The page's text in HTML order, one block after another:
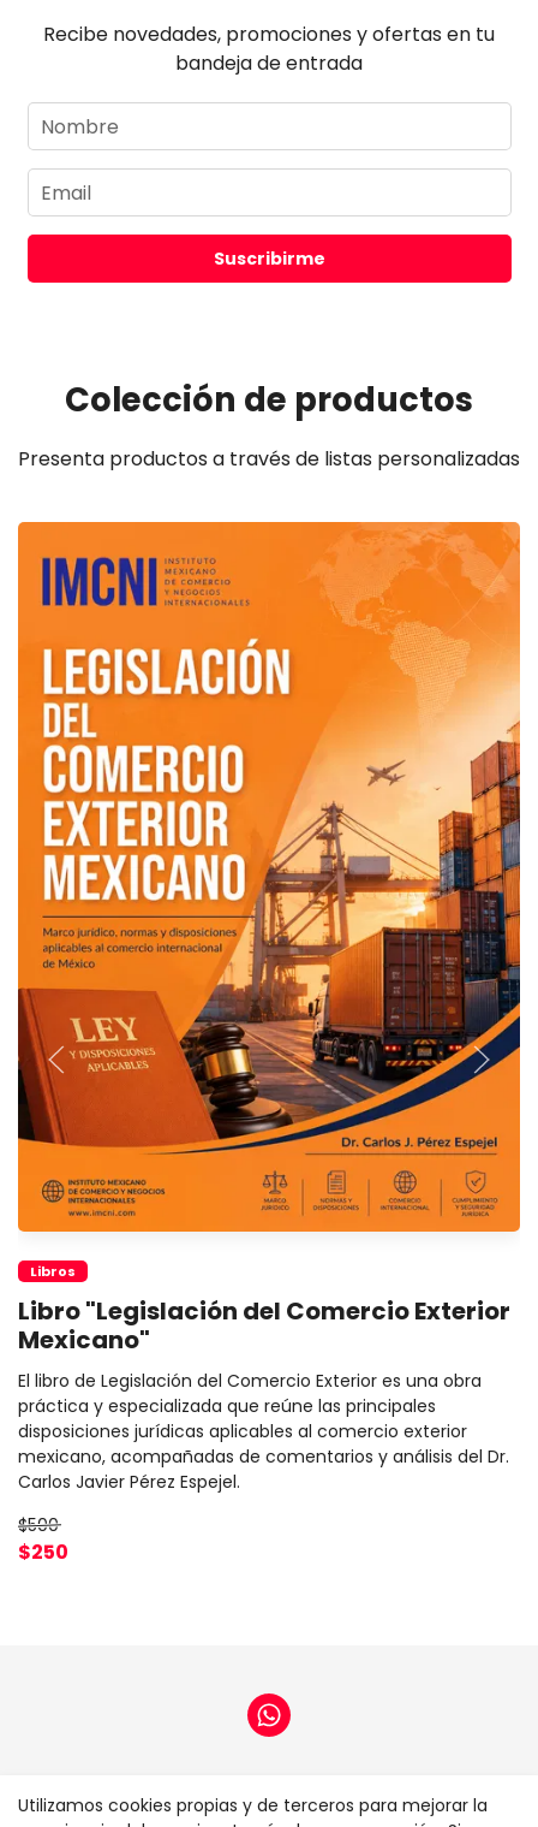
Recibe novedades, promociones y ofertas en tu
bandeja de entrada
Suscribirme
Colección de productos
Presenta productos a través de listas personalizadas
Libros
Libro "Legislación del Comercio Exterior
Mexicano"
El libro de Legislación del Comercio Exterior es una obra
práctica y especializada que reúne las principales
disposiciones jurídicas aplicables al comercio exterior
mexicano, acompañadas de comentarios y análisis del Dr.
Carlos Javier Pérez Espejel.
$500
$250
Home
Utilizamos cookies propias y de terceros para mejorar la